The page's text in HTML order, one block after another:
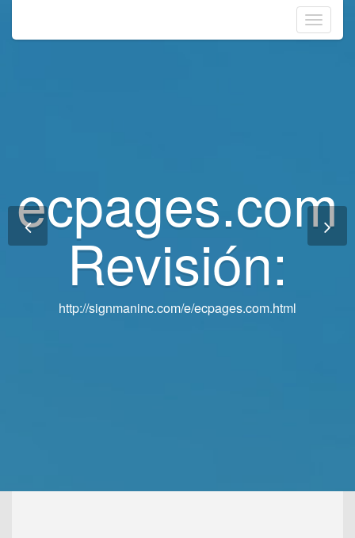
Toggle
ecpages.com
Revisión:
http://signmaninc.com/e/ecpages.com.html
ecpages.com
Revisión:
http://signmaninc.com/e/ecpages.com.html